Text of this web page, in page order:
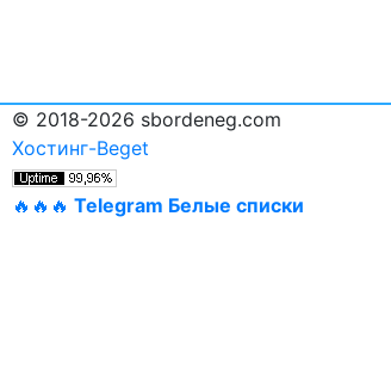
© 2018-2026 sbordeneg.com
Хостинг-Beget
🔥🔥🔥 Telegram Белые списки